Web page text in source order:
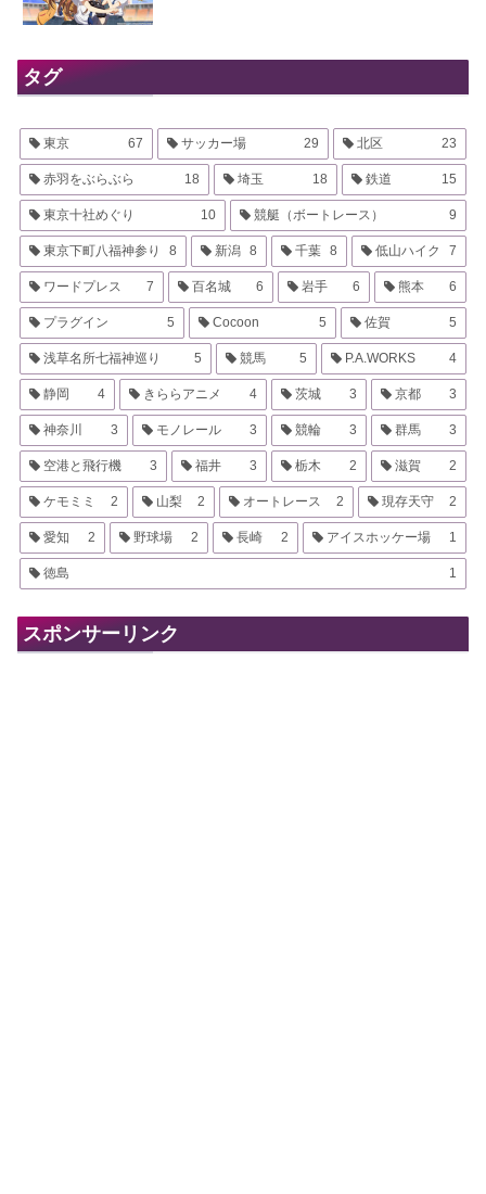
タグ
東京 67 サッカー場 29 北区 23
赤羽をぶらぶら 18 埼玉 18 鉄道 15
東京十社めぐり 10 競艇（ボートレース） 9
東京下町八福神参り 8 新潟 8 千葉 8 低山ハイク 7
ワードプレス 7 百名城 6 岩手 6 熊本 6
プラグイン 5 Cocoon 5 佐賀 5
浅草名所七福神巡り 5 競馬 5 P.A.WORKS 4
静岡 4 きららアニメ 4 茨城 3 京都 3
神奈川 3 モノレール 3 競輪 3 群馬 3
空港と飛行機 3 福井 3 栃木 2 滋賀 2
ケモミミ 2 山梨 2 オートレース 2 現存天守 2
愛知 2 野球場 2 長崎 2 アイスホッケー場 1
徳島 1
スポンサーリンク